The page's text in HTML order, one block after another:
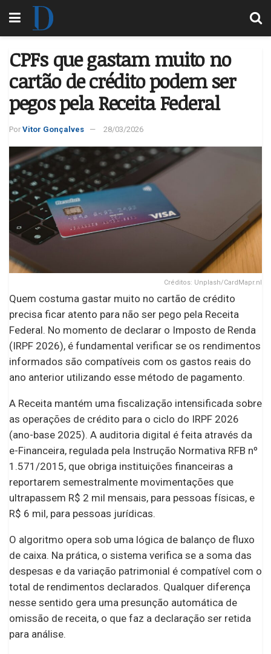
CPFs que gastam muito no
cartão de crédito podem ser
pegos pela Receita Federal
Por Vitor Gonçalves 28/03/2026
Créditos: Unplash/CardMapr.nl
Quem costuma gastar muito no cartão de crédito
precisa ficar atento para não ser pego pela Receita
Federal. No momento de declarar o Imposto de Renda
(IRPF 2026), é fundamental verificar se os rendimentos
informados são compatíveis com os gastos reais do
ano anterior utilizando esse método de pagamento.
A Receita mantém uma fiscalização intensificada sobre
as operações de crédito para o ciclo do IRPF 2026
(ano-base 2025). A auditoria digital é feita através da
e-Financeira, regulada pela Instrução Normativa RFB nº
1.571/2015, que obriga instituições financeiras a
reportarem semestralmente movimentações que
ultrapassem R$ 2 mil mensais, para pessoas físicas, e
R$ 6 mil, para pessoas jurídicas.
O algoritmo opera sob uma lógica de balanço de fluxo
de caixa. Na prática, o sistema verifica se a soma das
despesas e da variação patrimonial é compatível com o
total de rendimentos declarados. Qualquer diferença
nesse sentido gera uma presunção automática de
omissão de receita, o que faz a declaração ser retida
para análise.